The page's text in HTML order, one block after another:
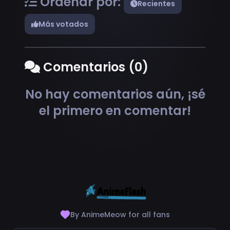
Recientes
Más votados
Comentarios (0)
No hay comentarios aún, ¡sé
el primero en comentar!
By AnimeMeow for all fans